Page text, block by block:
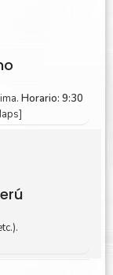
Horario: 9:30